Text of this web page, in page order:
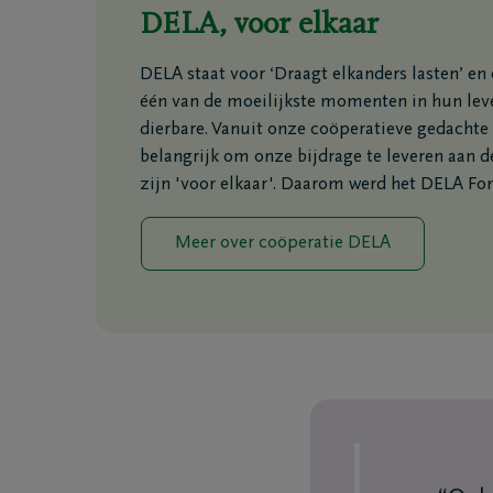
Coöperatie DELA
Werken bij DELA
DELA Fonds
Blog
DELA, voor elkaar
DELA staat voor ‘Draagt elkanders lasten’
één van de moeilijkste momenten in hun
dierbare. Vanuit onze coöperatieve
belangrijk om onze bijdrage te leveren aan
zijn 'voor elkaar'. Daarom werd het DELA
Meer over coöperatie DELA